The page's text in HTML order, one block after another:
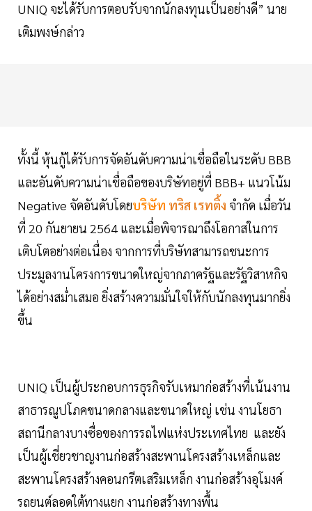
UNIQ จะได้รับการตอบรับจากนักลงทุนเป็นอย่างดี” นาย
เติมพงษ์กล่าว
ทั้งนี้ หุ้นกู้ได้รับการจัดอันดับความน่าเชื่อถือในระดับ BBB
และอันดับความน่าเชื่อถือของบริษัทอยู่ที่ BBB+ แนวโน้ม
Negative จัดอันดับโดยบริษัท ทริส เรทติ้ง จำกัด เมื่อวัน
ที่ 20 กันยายน 2564 และเมื่อพิจารณาถึงโอกาสในการ
เติบโตอย่างต่อเนื่อง จากการที่บริษัทสามารถชนะการ
ประมูลงานโครงการขนาดใหญ่จากภาครัฐและรัฐวิสาหกิจ
ได้อย่างสม่ำเสมอ ยิ่งสร้างความมั่นใจให้กับนักลงทุนมากยิ่ง
ขึ้น
UNIQ เป็นผู้ประกอบการธุรกิจรับเหมาก่อสร้างที่เน้นงาน
สาธารณูปโภคขนาดกลางและขนาดใหญ่ เช่น งานโยธา
สถานีกลางบางซื่อของการรถไฟแห่งประเทศไทย และยัง
เป็นผู้เชี่ยวชาญงานก่อสร้างสะพานโครงสร้างเหล็กและ
สะพานโครงสร้างคอนกรีตเสริมเหล็ก งานก่อสร้างอุโมงค์
รถยนต์ลอดใต้ทางแยก งานก่อสร้างทางพื้น